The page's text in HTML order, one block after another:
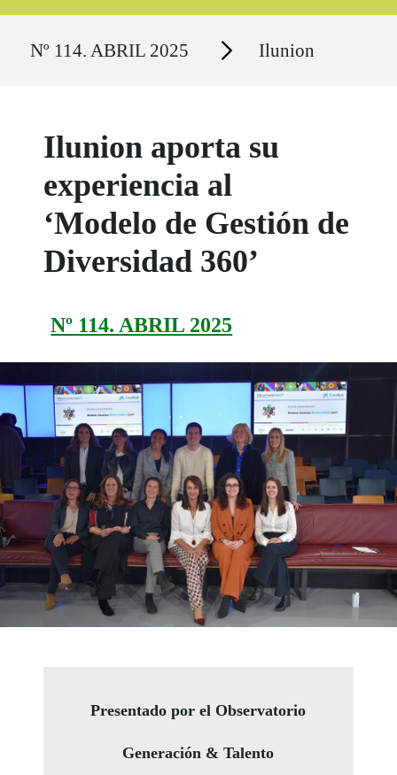
Nº 114. ABRIL 2025 Secciones Ilunion
Ilunion aporta su
experiencia al
‘Modelo de Gestión de
Diversidad 360’
Nº 114. ABRIL 2025
Presentado por el Observatorio
Generación & Talento